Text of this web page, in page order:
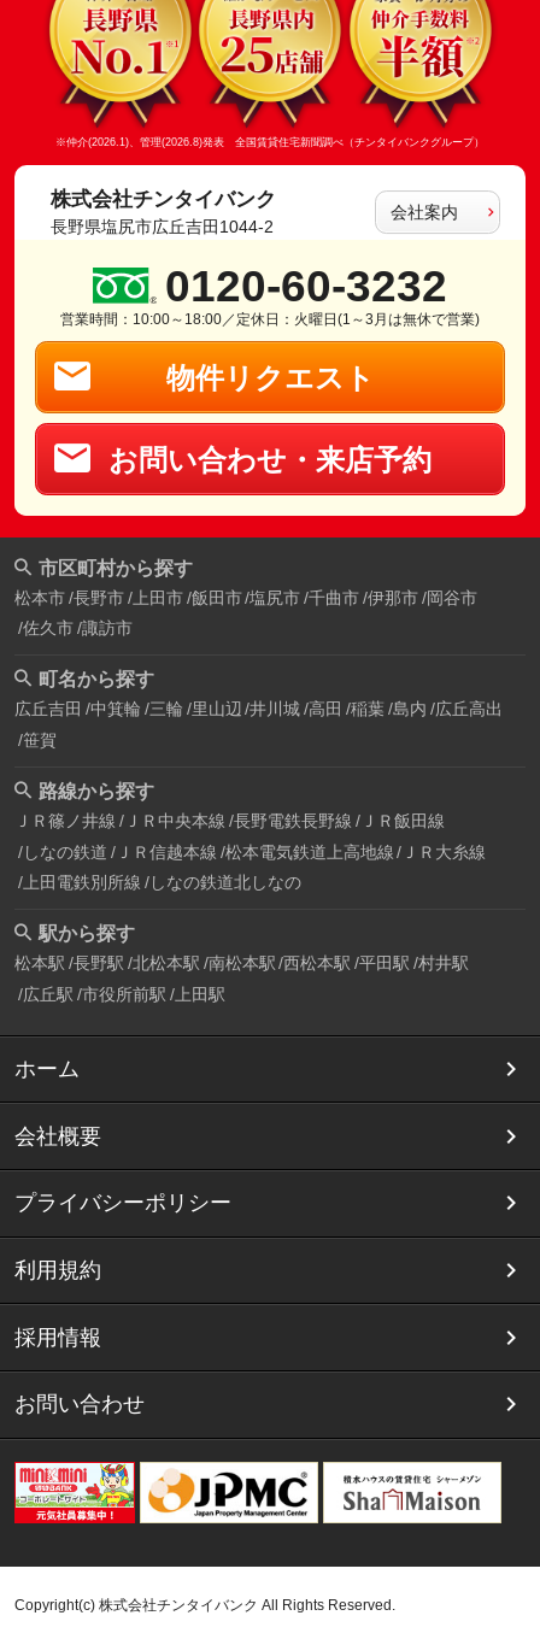
※仲介(2026.1)、管理(2026.8)発表 全国賃貸住宅新聞調べ（チンタイバンクグループ）
株式会社チンタイバンク
長野県塩尻市広丘吉田1044-2
会社案内
0120-60-3232
営業時間：10:00～18:00／定休日：火曜日(1～3月は無休で営業)
物件リクエスト
お問い合わせ・来店予約
市区町村から探す
松本市 長野市 上田市 飯田市 塩尻市 千曲市 伊那市 岡谷市
佐久市 諏訪市
町名から探す
広丘吉田 中箕輪 三輪 里山辺 井川城 高田 稲葉 島内 広丘高出
笹賀
路線から探す
ＪＲ篠ノ井線 ＪＲ中央本線 長野電鉄長野線 ＪＲ飯田線
しなの鉄道 ＪＲ信越本線 松本電気鉄道上高地線
ＪＲ大糸線
上田電鉄別所線 しなの鉄道北しなの
駅から探す
松本駅 長野駅 北松本駅 南松本駅 西松本駅 平田駅 村井駅
広丘駅 市役所前駅 上田駅
ホーム
会社概要
プライバシーポリシー
利用規約
採用情報
お問い合わせ
Copyright(c) 株式会社チンタイバンク All Rights Reserved.